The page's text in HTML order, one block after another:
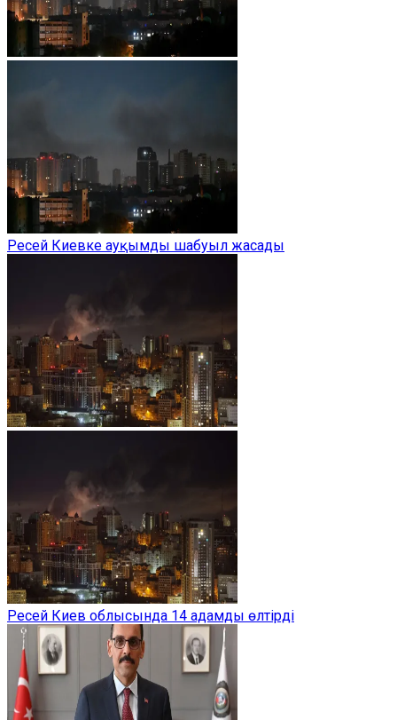
Ресей Киевке ауқымды шабуыл жасады
Ресей Киев облысында 14 адамды өлтірді